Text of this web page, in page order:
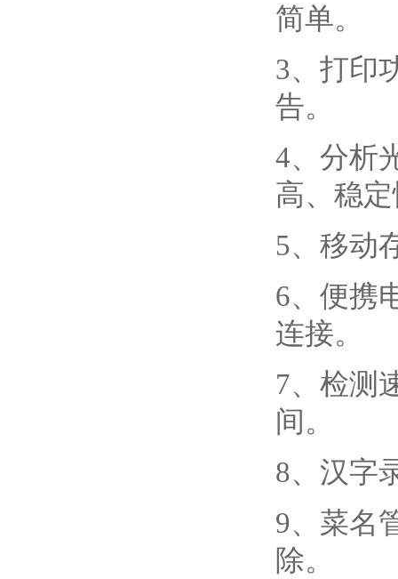
简单。
3、打印
告。
4、分析
高、稳
5、移动
6、便携
连接。
7、检测
间。
8、汉字
9、菜名
除。